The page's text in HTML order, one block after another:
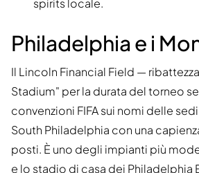
spirits locale.
Philadelphia e i
Il Lincoln Financial Field —
Stadium" per la durata del torneo
convenzioni FIFA sui nomi delle
South Philadelphia con una
posti. È uno degli impianti più
e lo stadio di casa dei Philadelphia